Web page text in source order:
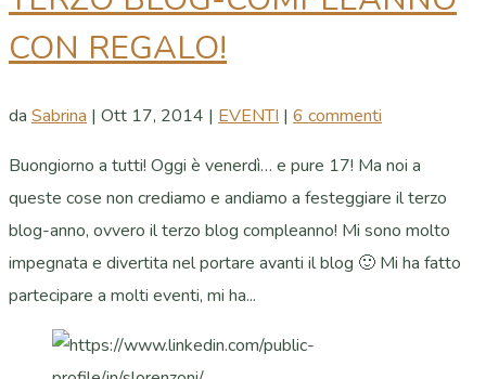
CON REGALO!
da Sabrina | Ott 17, 2014 | EVENTI | 6 commenti
Buongiorno a tutti! Oggi è venerdì… e pure 17! Ma noi a
queste cose non crediamo e andiamo a festeggiare il terzo
blog-anno, ovvero il terzo blog compleanno! Mi sono molto
impegnata e divertita nel portare avanti il blog 🙂 Mi ha fatto
partecipare a molti eventi, mi ha...